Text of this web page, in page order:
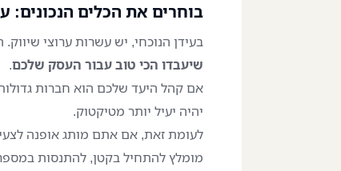
בוחרים את הכלים הנכונים:
בעידן הנוכחי, יש עשרות ערוצי
שיעבדו הכי טוב עבור העסק שלכם.
אם קהל היעד שלכם הוא חברות
יהיה יעיל יותר מטיקטוק.
לעומת זאת, אם אתם מותג אופנה
מומלץ להתחיל בקטן, להתנסות